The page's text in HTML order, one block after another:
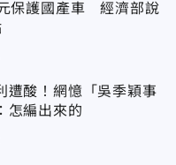
保護國產車 經濟部說
遭酸！網憶「吳季穎事
編出來的